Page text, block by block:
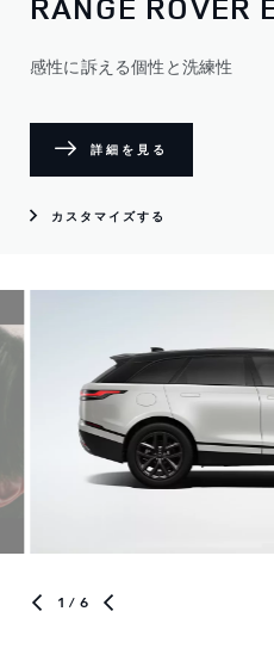
感性に訴える個性と洗練性
詳細を見る
カスタマイズする
1 / 6